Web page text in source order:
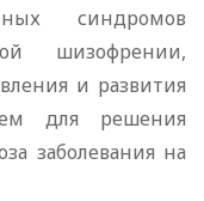
синдромов
шизофрении,
и развития
для решения
заболевания на